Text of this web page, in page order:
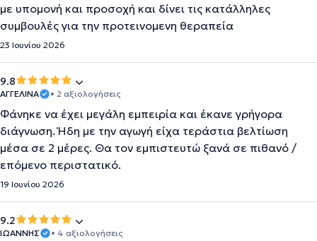
με υπομονή και προσοχή και δίνει τις κατάλληλες
συμβουλές για την προτεινομενη θεραπεία
23 Ιουνίου 2026
9.8
ΑΓΓΕΛΙΝΑ • 2 αξιολογήσεις
Φάνηκε να έχει μεγάλη εμπειρία και έκανε γρήγορα
διάγνωση. Ήδη με την αγωγή είχα τεράστια βελτίωση
μέσα σε 2 μέρες. Θα τον εμπιστευτώ ξανά σε πιθανό /
επόμενο περιστατικό.
19 Ιουνίου 2026
9.2
ΙΩΑΝΝΗΣ • 4 αξιολογήσεις